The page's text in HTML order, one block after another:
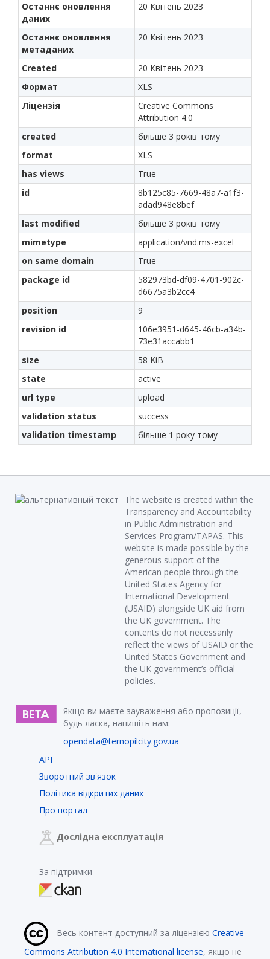
Останнє оновлення
даних
20 Квітень 2023
Останнє оновлення
метаданих
20 Квітень 2023
Created
20 Квітень 2023
Формат
XLS
Ліцензія
Creative Commons
Attribution 4.0
created
більше 3 років тому
format
XLS
has views
True
id
8b125c85-7669-48a7-a1f3-
adad948e8bef
last modified
більше 3 років тому
mimetype
application/vnd.ms-excel
on same domain
True
package id
582973bd-df09-4701-902c-
d6675a3b2cc4
position
9
revision id
106e3951-d645-46cb-a34b-
73e31accabb1
size
58 KiB
state
active
url type
upload
validation status
success
validation timestamp
більше 1 року тому
The website is created within the
Transparency and Accountability
in Public Administration and
Services Program/TAPAS. This
website is made possible by the
generous support of the
American people through the
United States Agency for
International Development
(USAID) alongside UK aid from
the UK government. The
contents do not necessarily
reflect the views of USAID or the
United States Government and
the UK government’s official
policies.
Якщо ви маєте зауваження або пропозиції,
будь ласка, напишіть нам:
opendata@ternopilcity.gov.ua
API
Зворотний зв'язок
Політика відкритих даних
Про портал
Дослідна експлуатація
За підтримки
Весь контент доступний за ліцензією Creative
Commons Attribution 4.0 International license, якщо не